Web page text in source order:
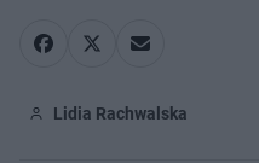
Lidia Rachwalska